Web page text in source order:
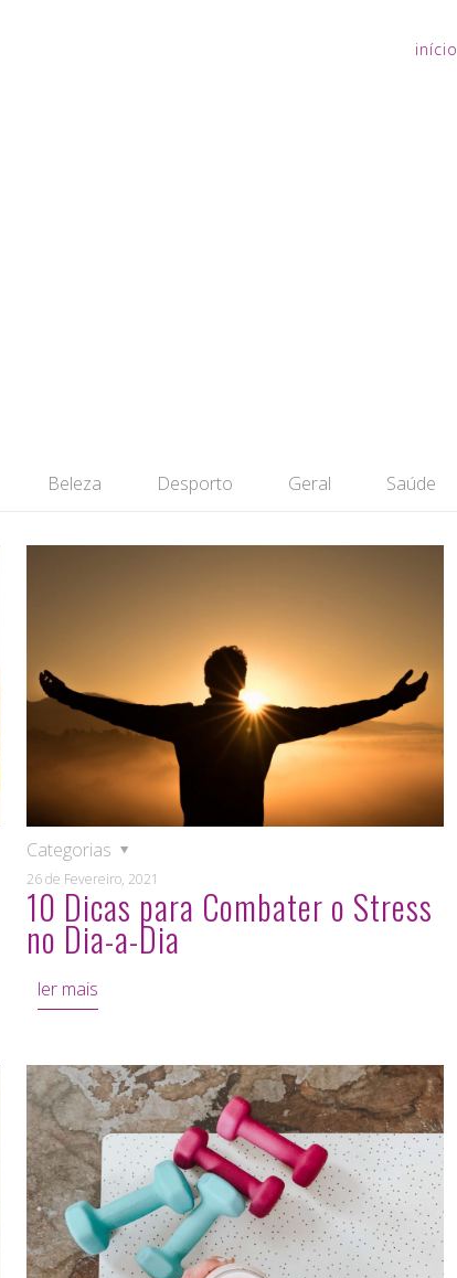
início
Beleza Desporto Geral Saúde
26 de Fevereiro, 2021
Categorias
10 Dicas para Combater o Stress
no Dia-a-Dia
ler mais